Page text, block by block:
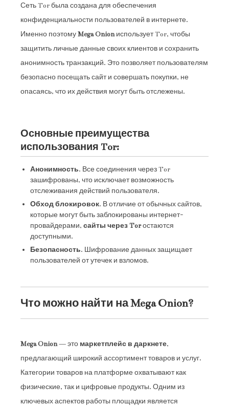
Сеть Tor была создана для обеспечения
конфиденциальности пользователей в интернете.
Именно поэтомуMega Onionиспользует Tor, чтобы
защитить личные данные своих клиентов и сохранить
анонимность транзакций. Это позволяет пользователям
безопасно посещать сайт и совершать покупки, не
опасаясь, что их действия могут быть отслежены.
Основные преимущества
использования Tor:
Анонимность. Все соединения через Tor
зашифрованы, что исключает возможность
отслеживания действий пользователя.
Обход блокировок. В отличие от обычных сайтов,
которые могут быть заблокированы интернет-
провайдерами,сайты через Torостаются
доступными.
Безопасность. Шифрование данных защищает
пользователей от утечек и взломов.
Что можно найти на Mega Onion?
Mega Onion— это маркетплейс в даркнете,
предлагающий широкий ассортимент товаров и услуг.
Категории товаров на платформе охватывают как
физические, так и цифровые продукты. Одним из
ключевых аспектов работы площадки является